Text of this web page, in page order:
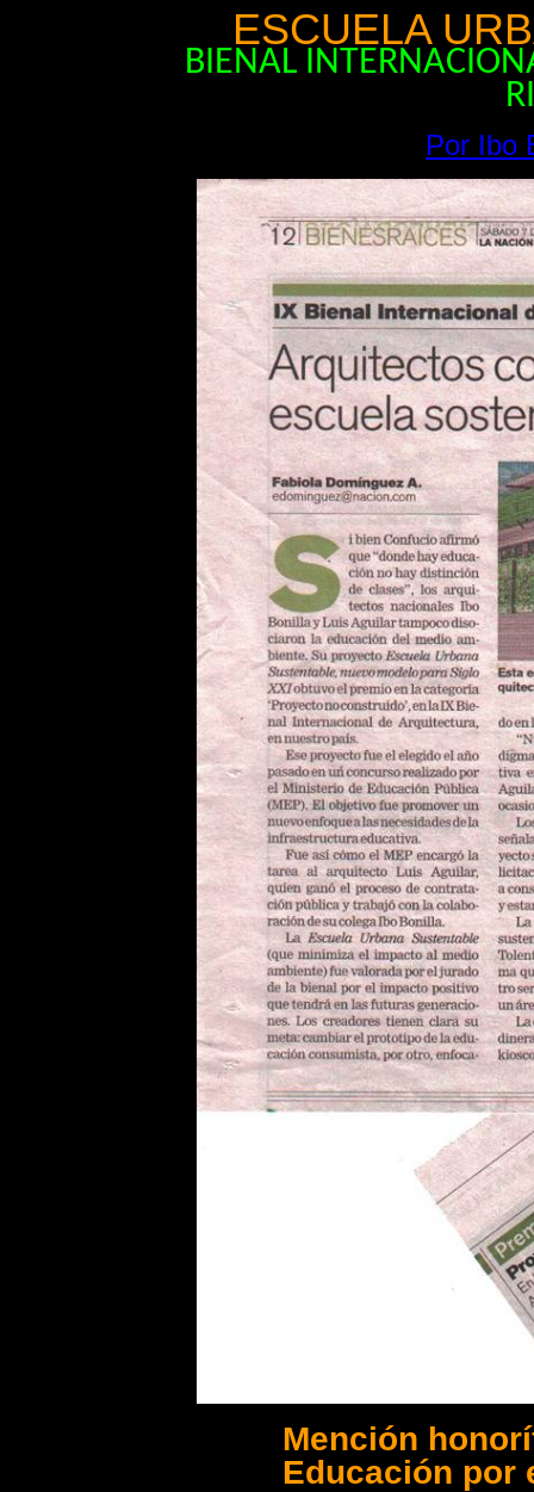
ESCUELA
BIENAL
Por Ibo
Mención
Educación por